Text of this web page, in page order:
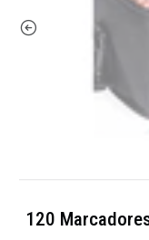
120